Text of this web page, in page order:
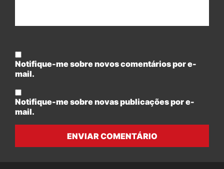
Notifique-me sobre novos comentários por e-
mail.
Notifique-me sobre novas publicações por e-
mail.
ENVIAR COMENTÁRIO